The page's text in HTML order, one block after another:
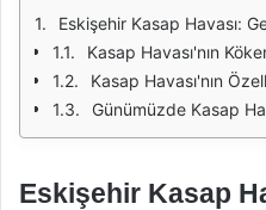
Eskişehir Kasap Havası:
Kasap Havası'nın
Kasap Havası'nın
Günümüzde Kasap
Eskişehir Kasap